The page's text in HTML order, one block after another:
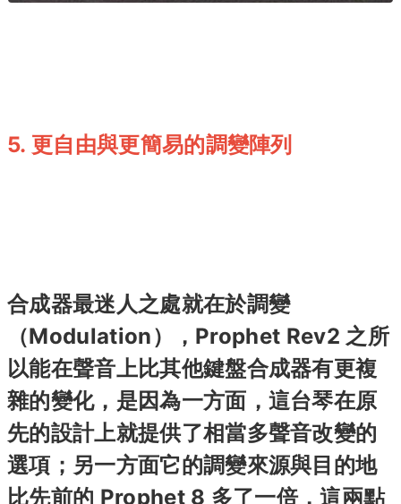
5. 更自由與更簡易的調變陣列
合成器最迷人之處就在於調變
（Modulation），Prophet Rev2 之所
以能在聲音上比其他鍵盤合成器有更複
雜的變化，是因為一方面，這台琴在原
先的設計上就提供了相當多聲音改變的
選項；另一方面它的調變來源與目的地
比先前的 Prophet 8 多了一倍，這兩點